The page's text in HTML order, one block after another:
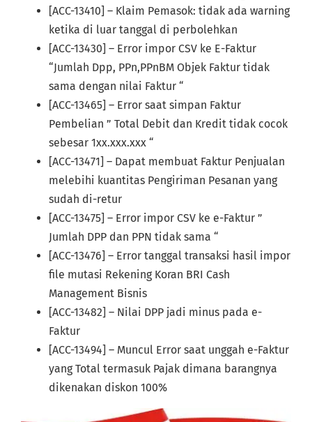
[ACC-13410] – Klaim Pemasok: tidak ada warning
ketika di luar tanggal di perbolehkan
[ACC-13430] – Error impor CSV ke E-Faktur
“Jumlah Dpp, PPn,PPnBM Objek Faktur tidak
sama dengan nilai Faktur “
[ACC-13465] – Error saat simpan Faktur
Pembelian ” Total Debit dan Kredit tidak cocok
sebesar 1xx.xxx.xxx “
[ACC-13471] – Dapat membuat Faktur Penjualan
melebihi kuantitas Pengiriman Pesanan yang
sudah di-retur
[ACC-13475] – Error impor CSV ke e-Faktur ”
Jumlah DPP dan PPN tidak sama “
[ACC-13476] – Error tanggal transaksi hasil impor
file mutasi Rekening Koran BRI Cash
Management Bisnis
[ACC-13482] – Nilai DPP jadi minus pada e-
Faktur
[ACC-13494] – Muncul Error saat unggah e-Faktur
yang Total termasuk Pajak dimana barangnya
dikenakan diskon 100%